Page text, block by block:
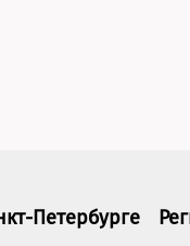
Петербурге